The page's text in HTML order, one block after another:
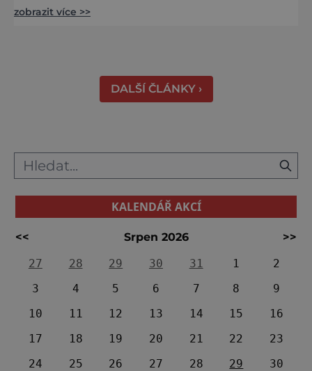
řekne slovenské lázně, Piešťany bývají první
zobrazit více >>
DALŠÍ ČLÁNKY ›
KALENDÁŘ AKCÍ
<< Srpen 2026
>>
27
28 29 30 31 1
2
3
4 5 6 7 8
9
10
11 12 13 14 15
16
17
18 19 20 21 22
23
24
25 26 27 28 29
30